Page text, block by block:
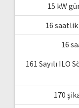
15 kW
16 saatlik
16
161 Sayılı ILO
170